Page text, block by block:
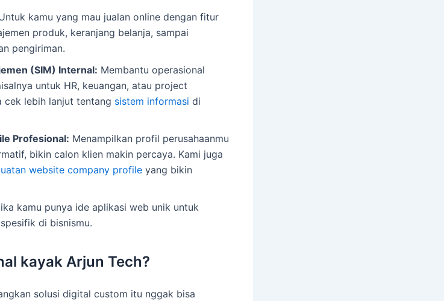
kamu yang mau jualan online dengan fitur
produk, keranjang belanja, sampai
pengiriman.
(SIM) Internal: Membantu operasional
untuk HR, keuangan, atau project
cek lebih lanjut tentang sistem informasi di
Profesional: Menampilkan profil perusahaanmu
bikin calon klien makin percaya. Kami juga
website company profile yang bikin
kamu punya ide aplikasi web unik untuk
di bisnismu.
kayak Arjun Tech?
solusi digital custom itu nggak bisa